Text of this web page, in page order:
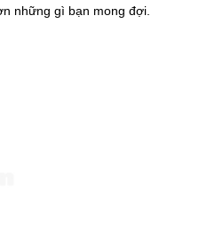
những gì bạn mong đợi.